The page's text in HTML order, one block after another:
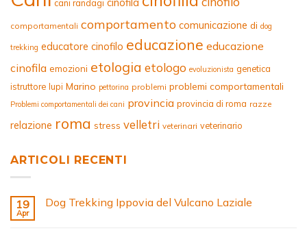
cani randagi
comportamentali comportamento comunicazione di dog
trekking educatore cinofilo educazione educazione
cinofila emozioni etologia etologo evoluzionista genetica
istruttore lupi Marino pettorina problemi problemi comportamentali
Problemi comportamentali dei cani provincia provincia di roma razze
relazione roma stress velletri veterinari veterinario
ARTICOLI RECENTI
19
Apr
Dog Trekking Ippovia del Vulcano Laziale